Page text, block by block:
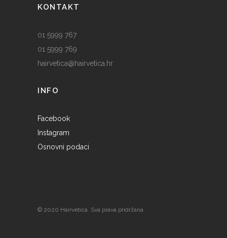
KONTAKT
01 5999 767
01 5999 769
hairvetica@hairvetica.hr
INFO
Facebook
Instagram
Osnovni podaci
© 2020 Hairvetica. Sva prava pridržana.